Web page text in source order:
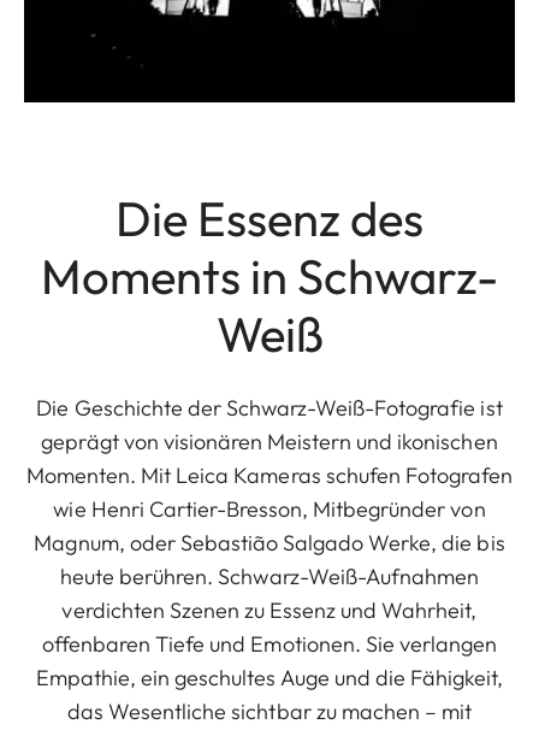
Die Essenz des
Moments in Schwarz-
Weiß
Die Geschichte der Schwarz-Weiß-Fotografie ist
geprägt von visionären Meistern und ikonischen
Momenten. Mit Leica Kameras schufen Fotografen
wie Henri Cartier-Bresson, Mitbegründer von
Magnum, oder Sebastião Salgado Werke, die bis
heute berühren. Schwarz-Weiß-Aufnahmen
verdichten Szenen zu Essenz und Wahrheit,
offenbaren Tiefe und Emotionen. Sie verlangen
Empathie, ein geschultes Auge und die Fähigkeit,
das Wesentliche sichtbar zu machen – mit